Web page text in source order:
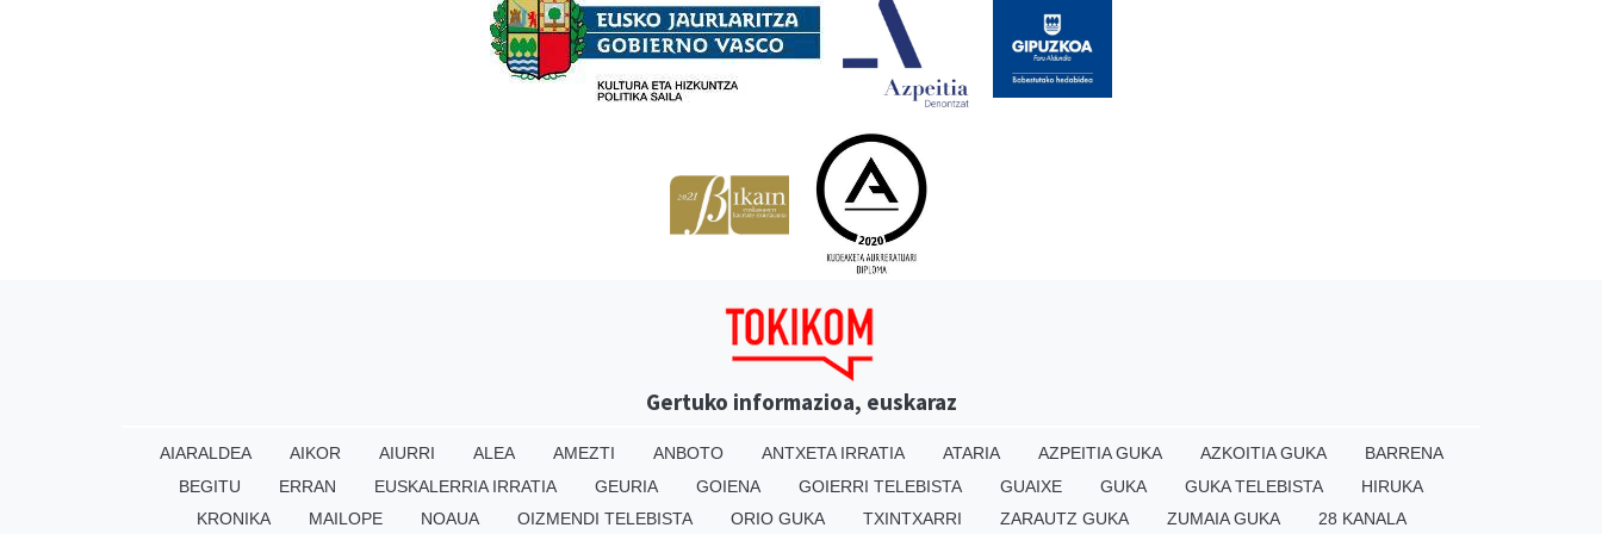
Gertuko informazioa, euskaraz
AIARALDEA AIKOR AIURRI ALEA AMEZTI ANBOTO ANTXETA IRRATIA ATARIA AZPEITIA GUKA AZKOITIA GUKA
BARRENA
BEGITU
ERRAN EUSKALERRIA IRRATIA GEURIA GOIENA GOIERRI TELEBISTA GUAIXE GUKA GUKA TELEBISTA
HIRUKA
KRONIKA
MAILOPE NOAUA OIZMENDI TELEBISTA ORIO GUKA TXINTXARRI ZARAUTZ GUKA ZUMAIA GUKA 28 KANALA